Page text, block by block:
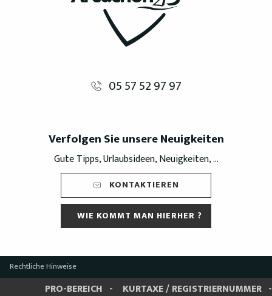
05 57 52 97 97
Verfolgen Sie unsere Neuigkeiten
Gute Tipps, Urlaubsideen, Neuigkeiten, ...
KONTAKTIEREN
WIE KOMMT MAN HIERHER ?
Rechtliche Hinweise
PRO-BEREICH KURTAXE / REGISTRIERNUMMER